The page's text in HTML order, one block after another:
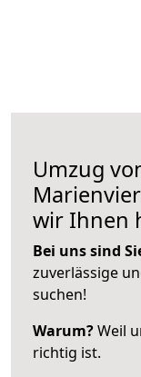
Umzug
wir Ihnen
Bei uns sind
zuverlässige
suchen!
Warum?Weil
richtig ist.